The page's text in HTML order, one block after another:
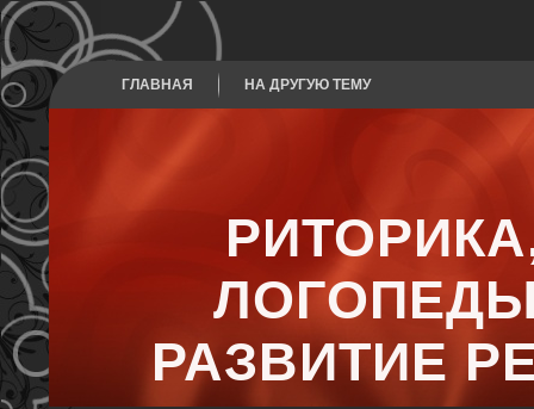
ГЛАВНАЯ НА ДРУГУЮ ТЕМУ
РАЗВИТИЕ